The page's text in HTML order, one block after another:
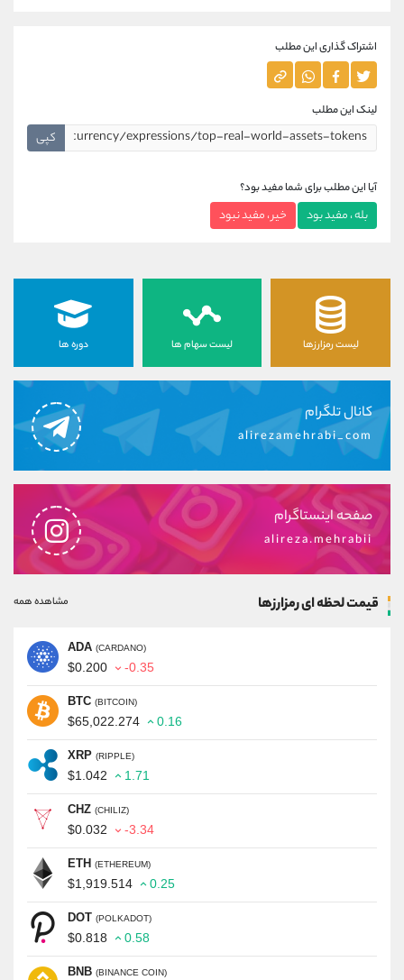
اشتراک گذاری این مطلب
لینک این مطلب
کپی
آیا این مطلب برای شما مفید بود؟
بله ، مفید بود خیر ، مفید نبود
لیست رمزارزها لیست سهام ها دوره ها
کانال تلگرام
alirezamehrabi_com
صفحه اینستاگرام
alireza.mehrabii
قیمت لحظه ای رمزارزها مشاهده همه
ADA (CARDANO)
$0.200 -0.35
BTC (BITCOIN)
$65,022.274 0.16
XRP (RIPPLE)
$1.042 1.71
CHZ (CHILIZ)
$0.032 -3.34
ETH (ETHEREUM)
$1,919.514 0.25
DOT (POLKADOT)
$0.818 0.58
BNB (BINANCE COIN)